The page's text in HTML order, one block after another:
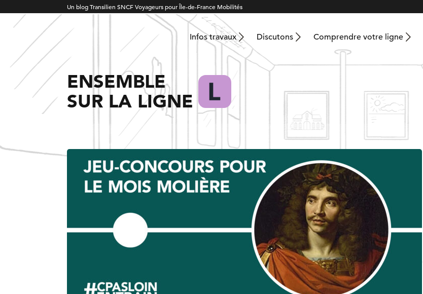
Un blog Transilien SNCF Voyageurs pour Île-de-France Mobilités
Infos travaux Discutons Comprendre votre ligne
ENSEMBLE
SUR LA LIGNE